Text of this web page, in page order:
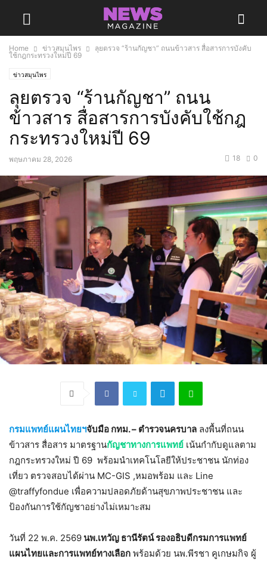
Home ข่าวสมุนไพร
ลุยตรวจ “ร้านกัญชา” ถนนข้าวสาร สื่อสารการบังคับ
ใช้กฎกระทรวงใหม่ปี 69
ข่าวสมุนไพร
ลุยตรวจ “ร้านกัญชา” ถนน
ข้าวสาร สื่อสารการบังคับใช้กฎ
กระทรวงใหม่ปี 69
พฤษภาคม 28, 2026 0
18
กรมแพทย์แผนไทยฯจับมือ กทม. – ตำรวจนครบาล ลงพื้นที่ถนน
ข้าวสาร สื่อสาร มาตรฐานกัญชาทางการแพทย์ เน้นกำกับดูแลตาม
กฎกระทรวงใหม่ ปี 69 พร้อมนำเทคโนโลยีให้ประชาชน นักท่อง
เที่ยว ตรวจสอบได้ผ่าน MC-GIS ,หมอพร้อม และ Line
@traffyfondue เพื่อความปลอดภัยด้านสุขภาพประชาชน และ
ป้องกันการใช้กัญชาอย่างไม่เหมาะสม
วันที่ 22 พ.ค. 2569 นพ.เทวัญ ธานีรัตน์ รองอธิบดีกรมการแพทย์
แผนไทยและการแพทย์ทางเลือก พร้อมด้วย นพ.พีรชา คูเกษมกิจ ผู้